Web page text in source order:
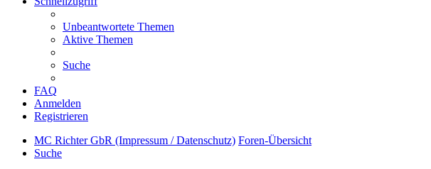
Unbeantwortete Themen
Aktive Themen
Suche
FAQ
Anmelden
Registrieren
MC Richter GbR (Impressum / Datenschutz) Foren-Übersicht
Suche